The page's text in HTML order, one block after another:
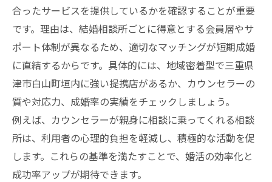
合ったサービスを提供しているかを確認することが重要
です。理由は、結婚相談所ごとに得意とする会員層やサ
ポート体制が異なるため、適切なマッチングが短期成婚
に直結するからです。具体的には、地域密着型で三重県
津市白山町垣内に強い提携店があるか、カウンセラーの
質や対応力、成婚率の実績をチェックしましょう。
例えば、カウンセラーが親身に相談に乗ってくれる相談
所は、利用者の心理的負担を軽減し、積極的な活動を促
します。これらの基準を満たすことで、婚活の効率化と
成功率アップが期待できます。